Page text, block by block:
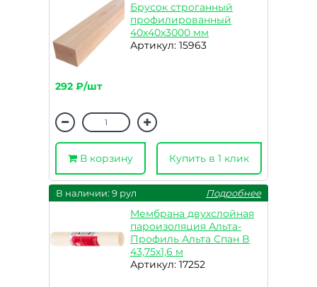
Брусок строганный
профилированный
40х40х3000 мм
Артикул: 15963
292 ₽/шт
В корзину Купить в 1 клик
В наличии: 9 рул Подробнее
Мембрана двухслойная
пароизоляция Альта-
Профиль Альта Спан B
43,75х1,6 м
Артикул: 17252